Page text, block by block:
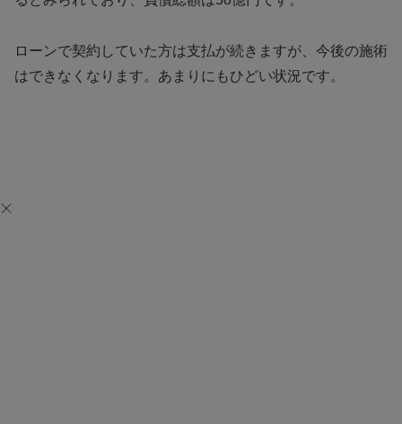
ローンで契約していた方は支払が続きますが、今後の施術
はできなくなります。あまりにもひどい状況です。